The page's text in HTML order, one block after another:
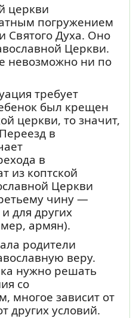
церкви
погружением
Святого Духа. Оно
Церкви.
невозможно ни по
требует
был крещен
церкви, то значит,
в
в
из коптской
Церкви
чину —
для других
армян).
родители
веру.
нужно решать
со
многое зависит от
других условий.